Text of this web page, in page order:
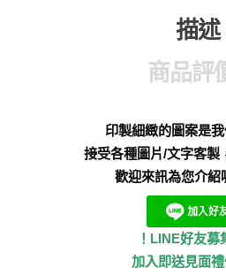
描述
商品評
印製細緻的圖案是我
接受各種圖片/文字客製
！LINE好友募
加入即送見面